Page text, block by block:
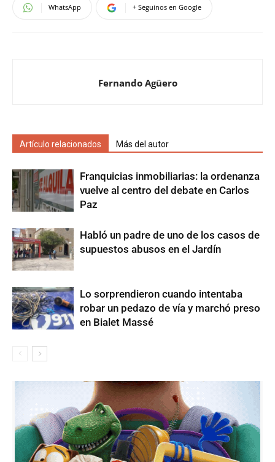
WhatsApp + Seguinos en Google
Fernando Agüero
Artículo relacionados Más del autor
Franquicias inmobiliarias: la ordenanza
vuelve al centro del debate en Carlos
Paz
Habló un padre de uno de los casos de
supuestos abusos en el Jardín
Lo sorprendieron cuando intentaba
robar un pedazo de vía y marchó preso
en Bialet Massé